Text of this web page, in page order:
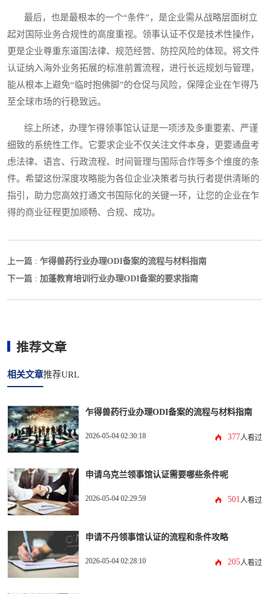
最后，也是最根本的一个“条件”，是企业需从战略层面树立
起对国际业务合规性的高度重视。领事认证不仅是技术性操作，
更是企业尊重东道国法律、规范经营、防控风险的体现。将文件
认证纳入海外业务拓展的标准前置流程，进行长远规划与管理，
能从根本上避免“临时抱佛脚”的仓促与风险，保障企业在乍得乃
至全球市场的行稳致远。
综上所述，办理乍得领事馆认证是一项涉及多重要素、严谨
细致的系统性工作。它要求企业不仅关注文件本身，更要通盘考
虑法律、语言、行政流程、时间管理与国际合作等多个维度的条
件。希望这份深度攻略能为各位企业决策者与执行者提供清晰的
指引，助力您高效打通文书国际化的关键一环，让您的企业在乍
得的商业征程更加顺畅、合规、成功。
上一篇 : 乍得兽药行业办理ODI备案的流程与材料指南
下一篇 : 加蓬教育培训行业办理ODI备案的要求指南
推荐文章
相关文章推荐URL
乍得兽药行业办理ODI备案的流程与材料指南
2026-05-04 02:30:18 377人看过
申请乌克兰领事馆认证需要哪些条件呢
2026-05-04 02:29:59 501人看过
申请不丹领事馆认证的流程和条件攻略
2026-05-04 02:28:10 205人看过